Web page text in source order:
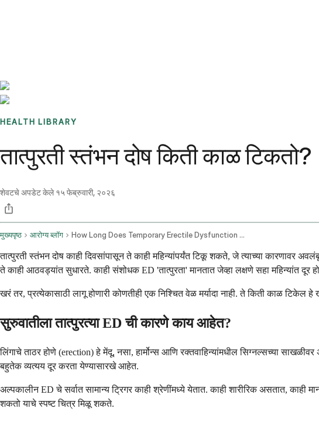
HEALTH LIBRARY
तात्पुरती स्तंभन दोष किती काळ टिकतो?
शेवटचे अपडेट केले १५ फेब्रुवारी, २०२६
मुख्यपृष्ठ आरोग्य ब्लॉग How Long Does Temporary Erectile Dysfunction Last
तात्पुरती स्तंभन दोष काही दिवसांपासून ते काही महिन्यांपर्यंत टिकू शकते, जे त्याच्या कारणावर
ते काही आठवड्यांत सुधारते. काही संशोधक ED 'तात्पुरता' मानतात जेव्हा लक्षणे सहा महिन्यांत दूर
खरं तर, प्रत्येकासाठी लागू होणारी कोणतीही एक निश्चित वेळ मर्यादा नाही. ते किती काळ टिकेल
सुरुवातीला तात्पुरत्या ED ची कारणे काय आहेत?
लिंगाचे ताठर होणे (erection) हे मेंदू, नसा, हार्मोन्स आणि रक्तवाहिन्यांमधील सिग्नल्सच्या
बहुतेक व्यत्यय दूर करता येण्यासारखे आहेत.
अल्पकालीन ED चे सर्वात सामान्य ट्रिगर काही श्रेणींमध्ये येतात. काही शारीरिक असतात,
शकतो याचे स्पष्ट चित्र मिळू शकते.